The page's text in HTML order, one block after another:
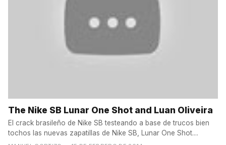
The Nike SB Lunar One Shot and Luan Oliveira
El crack brasileño de Nike SB testeando a base de trucos bien
tochos las nuevas zapatillas de Nike SB, Lunar One Shot....